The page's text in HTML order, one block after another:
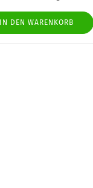
IN DEN WARENKORB